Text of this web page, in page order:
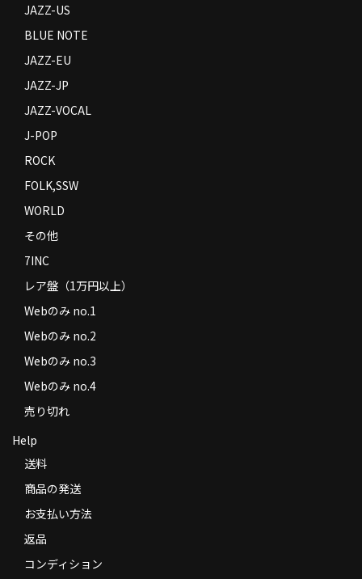
JAZZ-US
BLUE NOTE
JAZZ-EU
JAZZ-JP
JAZZ-VOCAL
J-POP
ROCK
FOLK,SSW
WORLD
その他
7INC
レア盤（1万円以上）
Webのみ no.1
Webのみ no.2
Webのみ no.3
Webのみ no.4
売り切れ
Help
送料
商品の発送
お支払い方法
返品
コンディション